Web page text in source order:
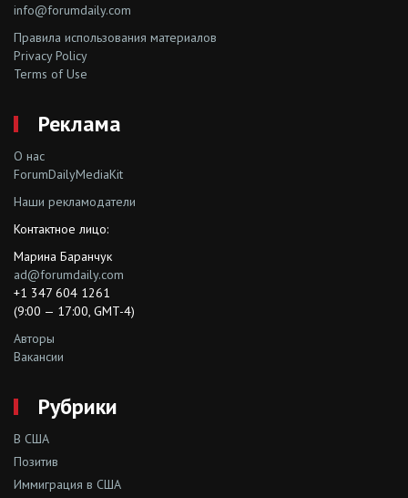
info@forumdaily.com
Правила использования материалов
Privacy Policy
Terms of Use
Реклама
О нас
ForumDailyMediaKit
Наши рекламодатели
Контактное лицо:
Марина Баранчук
ad@forumdaily.com
+1 347 604 1261
(9:00 — 17:00, GMT-4)
Авторы
Вакансии
Рубрики
В США
Позитив
Иммиграция в США